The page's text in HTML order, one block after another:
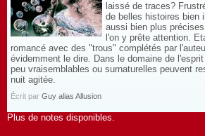
laissé de traces?
de belles histoires bien
aussi bien plus
l'on y prête attention.
romancé avec des "trous" complétés par
évidemment le dire. Dans le domaine de
peu vraisemblables ou surnaturelles peuvent
nuit agitée.
Écrit par Guy alias Allusion
Plus de notes disponibles.